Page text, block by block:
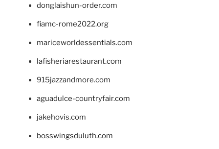
donglaishun-order.com
fiamc-rome2022.org
mariceworldessentials.com
lafisheriarestaurant.com
915jazzandmore.com
aguadulce-countryfair.com
jakehovis.com
bosswingsduluth.com